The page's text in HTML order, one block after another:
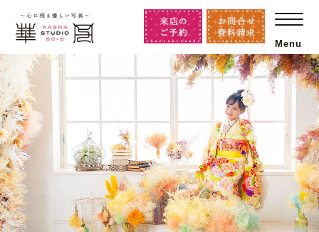
Menu